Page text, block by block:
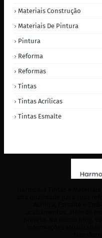
Materiais Construção
Materiais De Pintura
Pintura
Reforma
Reformas
Tintas
Tintas Acrílicas
Tintas Esmalte